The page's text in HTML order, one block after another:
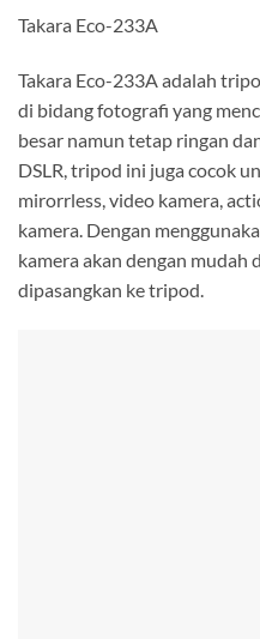
Takara Eco-233A
Takara Eco-233A adalah
di bidang fotografi yang
besar namun tetap ringan
DSLR, tripod ini juga cocok
mirorrless, video kamera,
kamera. Dengan
kamera akan dengan mudah
dipasangkan ke tripod.